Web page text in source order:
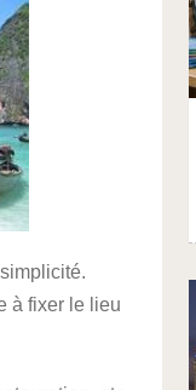
à fixer le lieu